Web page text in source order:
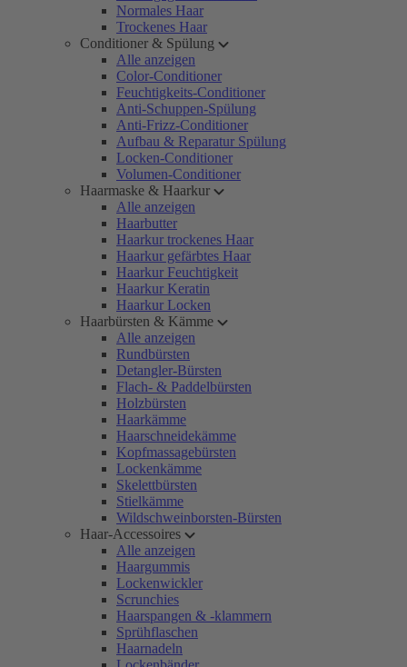
Normales Haar
Trockenes Haar
Conditioner & Spülung
Alle anzeigen
Color-Conditioner
Feuchtigkeits-Conditioner
Anti-Schuppen-Spülung
Anti-Frizz-Conditioner
Aufbau & Reparatur Spülung
Locken-Conditioner
Volumen-Conditioner
Haarmaske & Haarkur
Alle anzeigen
Haarbutter
Haarkur trockenes Haar
Haarkur gefärbtes Haar
Haarkur Feuchtigkeit
Haarkur Keratin
Haarkur Locken
Haarbürsten & Kämme
Alle anzeigen
Rundbürsten
Detangler-Bürsten
Flach- & Paddelbürsten
Holzbürsten
Haarkämme
Haarschneidekämme
Kopfmassagebürsten
Lockenkämme
Skelettbürsten
Stielkämme
Wildschweinborsten-Bürsten
Haar-Accessoires
Alle anzeigen
Haargummis
Lockenwickler
Scrunchies
Haarspangen & -klammern
Sprühflaschen
Haarnadeln